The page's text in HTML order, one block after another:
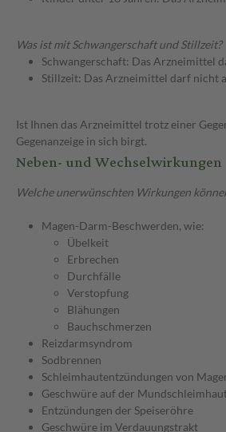
Was ist mit Schwangerschaft und Stillzeit?
Schwangerschaft: Das Arzneimittel
Stillzeit: Das Arzneimittel darf nicht
Ist Ihnen das Arzneimittel trotz einer
Gegenanzeige in sich birgt.
Neben- und Wechselwirkungen
Welche unerwünschten Wirkungen
Magen-Darm-Beschwerden, wie:
Übelkeit
Erbrechen
Durchfälle
Verstopfung
Blähungen
Bauchschmerzen
Reizdarmsyndrom
Sodbrennen
Schleimhautentzündungen von
Geschwüre auf der
Entzündungen der Speiseröhre
Geschwüre im Verdauungstrakt